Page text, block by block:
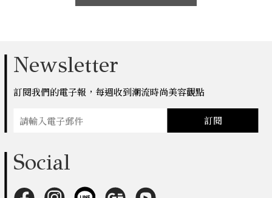
Newsletter
訂閱我們的電子報，每週收到潮流時尚美容觀點
訂閱
Social